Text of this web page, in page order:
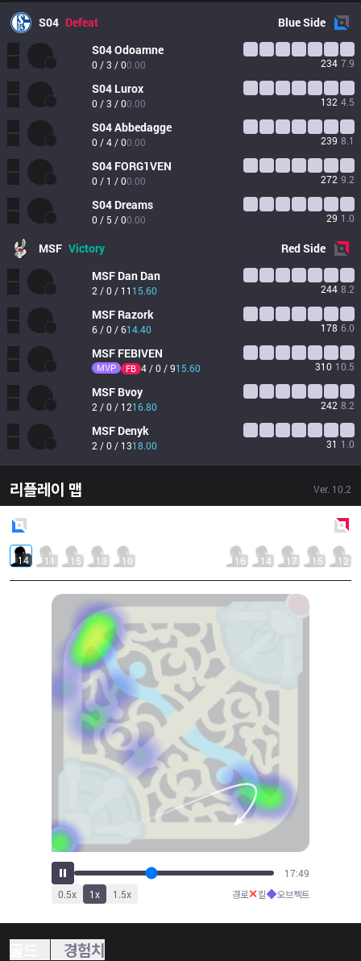
S04 Defeat BlueSide
S04Odoamne
0 / 3 / 00.00 234 7.9
S04 Lurox
0 / 3 / 00.00 132 4.5
S04Abbedagge
0 / 4 / 00.00 239 8.1
S04 FORG1VEN
0 / 1 / 00.00 272 9.2
S04 Dreams
0 / 5 / 00.00 29 1.0
MSF Victory RedSide
MSF Dan Dan
2 / 0 / 11 15.60 244 8.2
MSF Razork
6 / 0 / 614.40 178 6.0
MSF FEBIVEN
MVP FB 4 / 0 / 915.60 310 10.5
MSF Bvoy
2 / 0 / 1216.80 242 8.2
MSF Denyk
2 / 0 / 1318.00 31 1.0
리플레이 맵 Ver. 10.2
14 11 15 13 10 16 14 17 15 12
19:45
0.5x 1x 1.5x 경로✕킬◆오브젝트
경험치